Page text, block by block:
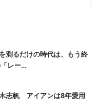
測るだけの時代は、もう終
レー...
木志帆 アイアンは8年愛用